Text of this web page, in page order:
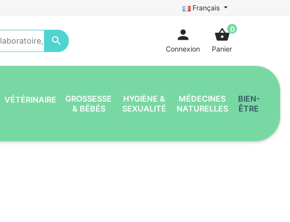
Français
 person
Connexion
shopping_basket0
Panier
VÉTÉRINAIRE
GROSSESSE
& BÉBÉS
HYGIÈNE &
SEXUALITÉ
MÉDECINES
NATURELLES
BIEN-
ÊTRE